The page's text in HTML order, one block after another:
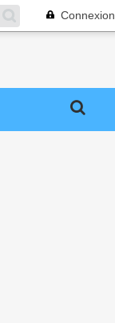
Connexion